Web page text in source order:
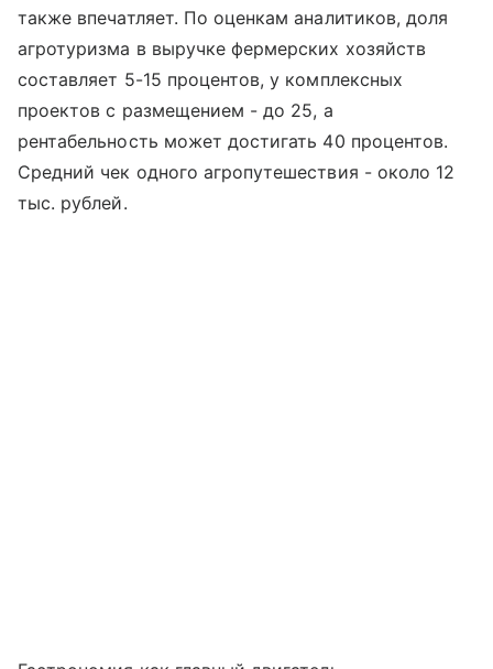
также впечатляет. По оценкам аналитиков, доля
агротуризма в выручке фермерских хозяйств
составляет 5-15 процентов, у комплексных
проектов с размещением - до 25, а
рентабельность может достигать 40 процентов.
Средний чек одного агропутешествия - около 12
тыс. рублей.